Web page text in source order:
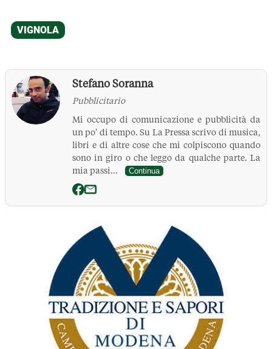
Stefano Soranna
Pubblicitario
Mi occupo di comunicazione e pubblicità da
un po' di tempo. Su La Pressa scrivo di musica,
libri e di altre cose che mi colpiscono quando
sono in giro o che leggo da qualche parte. La
mia passi...
Continua